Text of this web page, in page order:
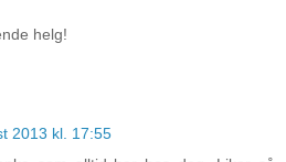
helg!
2013 kl. 17:55